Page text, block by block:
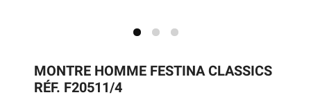
MONTRE HOMME FESTINA CLASSICS
RÉF. F20511/4